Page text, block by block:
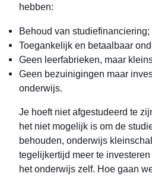
hebben:
Behoud van studiefinanciering;
Toegankelijk en betaalbaar
Geen leerfabrieken, maar
Geen bezuinigingen maar
onderwijs.
Je hoeft niet afgestudeerd te
het niet mogelijk is om de
behouden, onderwijs
tegelijkertijd meer te
het onderwijs zelf. Hoe gaan